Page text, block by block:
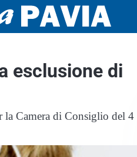
esclusione di
la Camera di Consiglio del 4